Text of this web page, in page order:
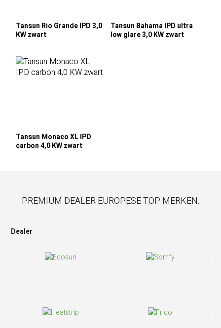
Tansun Rio Grande IPD 3,0
KW zwart
Tansun Bahama IPD ultra
low glare 3,0 KW zwart
Tansun Monaco XL IPD
carbon 4,0 KW zwart
PREMIUM DEALER EUROPESE TOP MERKEN:
Dealer